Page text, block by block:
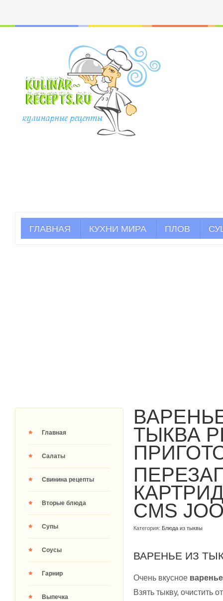
ГЛАВНАЯ КУХНИ МИРА ПЛОВ
Главная
Салаты
Свинина рецепты
Вторые блюда
Супы
Соусы
Гарнир
Выпечка
ТЫКВА
CMS
Категория: Блюда из тыквы
ВАРЕНЬЕ ИЗ
Очень вкусное
Взять тыкву, очистить